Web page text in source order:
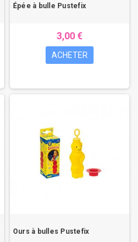
Épée à bulle Pustefix
3,00 €
ACHETER
Ours à bulles Pustefix